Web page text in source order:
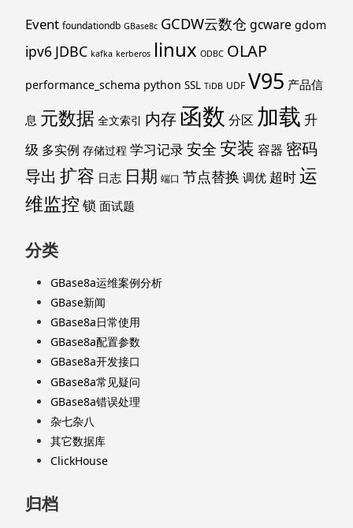
Event foundationdb GBase8c GCDW云数仓 gcware gdom
ipv6 JDBC kafka kerberos linux ODBC OLAP
performance_schema python SSL TiDB UDF V95 产品信
息 元数据 全文索引 内存函数 分区 加载 升
级 多实例 存储过程 学习记录安全安装 容器 密码
导出 扩容 日志 日期 端口 节点替换 调优 超时运
维监控 锁 面试题
分类
GBase8a运维案例分析
GBase新闻
GBase8a日常使用
GBase8a配置参数
GBase8a开发接口
GBase8a常见疑问
GBase8a错误处理
杂七杂八
其它数据库
ClickHouse
归档